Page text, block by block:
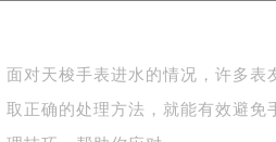
面对天梭手表进水的情况，许多
取正确的处理方法，就能有效避免